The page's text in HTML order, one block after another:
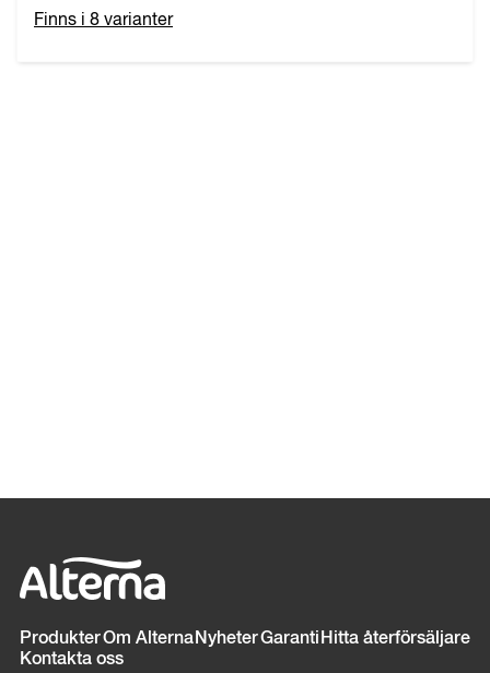
Finns i 8 varianter
Sidfot
ProdukterOm Alterna NyheterGaranti Hitta återförsäljare
Kontakta oss